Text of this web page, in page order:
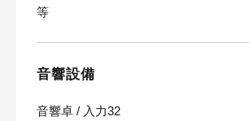
等
音響設備
音響卓 / 入力32